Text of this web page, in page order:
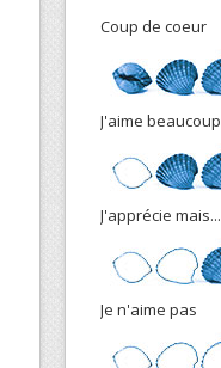
Coup de coeur
J'aime beaucoup
J'apprécie mais...
Je n'aime pas